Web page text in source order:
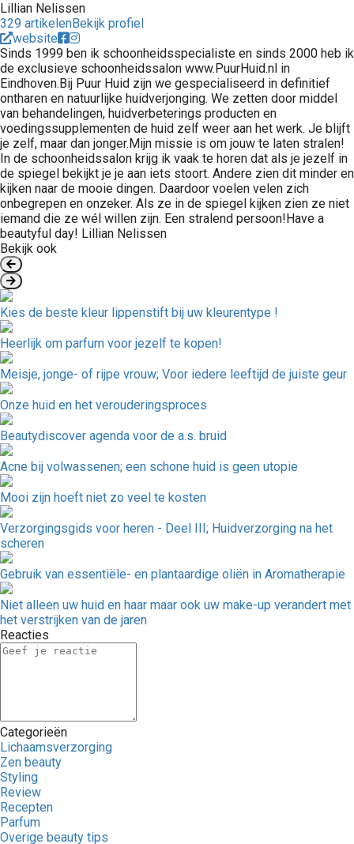
Lillian Nelissen
329 artikelenBekijk profiel
website
Sinds 1999 ben ik schoonheidsspecialiste en sinds 2000 heb ik
de exclusieve schoonheidssalon www.PuurHuid.nl in
Eindhoven.Bij Puur Huid zijn we gespecialiseerd in definitief
ontharen en natuurlijke huidverjonging. We zetten door middel
van behandelingen, huidverbeterings producten en
voedingssupplementen de huid zelf weer aan het werk. Je blijft
je zelf, maar dan jonger.Mijn missie is om jouw te laten stralen!
In de schoonheidssalon krijg ik vaak te horen dat als je jezelf in
de spiegel bekijkt je je aan iets stoort. Andere zien dit minder en
kijken naar de mooie dingen. Daardoor voelen velen zich
onbegrepen en onzeker. Als ze in de spiegel kijken zien ze niet
iemand die ze wél willen zijn. Een stralend persoon!Have a
beautyful day! Lillian Nelissen
Bekijk ook
Kies de beste kleur lippenstift bij uw kleurentype !
Heerlijk om parfum voor jezelf te kopen!
Meisje, jonge- of rijpe vrouw; Voor iedere leeftijd de juiste geur
Onze huid en het verouderingsproces
Beautydiscover agenda voor de a.s. bruid
Acne bij volwassenen; een schone huid is geen utopie
Mooi zijn hoeft niet zo veel te kosten
Verzorgingsgids voor heren - Deel III; Huidverzorging na het
scheren
Gebruik van essentiële- en plantaardige oliën in Aromatherapie
Niet alleen uw huid en haar maar ook uw make-up verandert met
het verstrijken van de jaren
Reacties
Categorieën
Lichaamsverzorging
Zen beauty
Styling
Review
Recepten
Parfum
Overige beauty tips